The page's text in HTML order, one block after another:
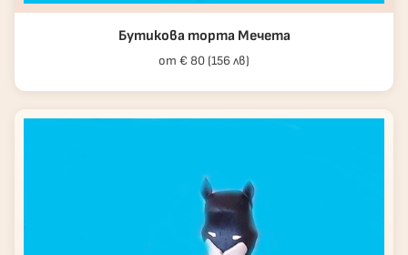
Бутикова торта Мечета
от € 80 (156 лв)